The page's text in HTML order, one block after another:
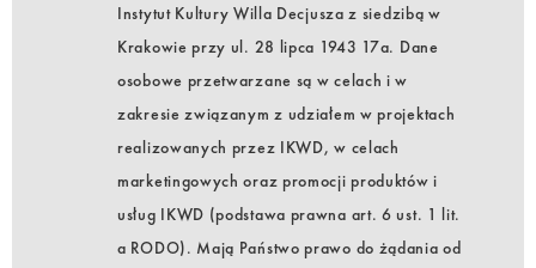
Instytut Kultury Willa Decjusza z siedzibą w
Krakowie przy ul. 28 lipca 1943 17a. Dane
osobowe przetwarzane są w celach i w
zakresie związanym z udziałem w projektach
realizowanych przez IKWD, w celach
marketingowych oraz promocji produktów i
usług IKWD (podstawa prawna art. 6 ust. 1 lit.
a RODO). Mają Państwo prawo do żądania od